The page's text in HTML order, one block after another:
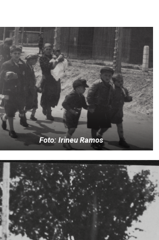
Foto: Irineu Ramos